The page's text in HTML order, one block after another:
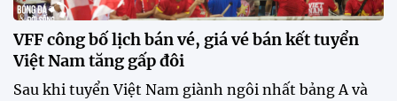
VFF công bố lịch bán vé, giá vé bán kết tuyển
Việt Nam tăng gấp đôi
Sau khi tuyển Việt Nam giành ngôi nhất bảng A và